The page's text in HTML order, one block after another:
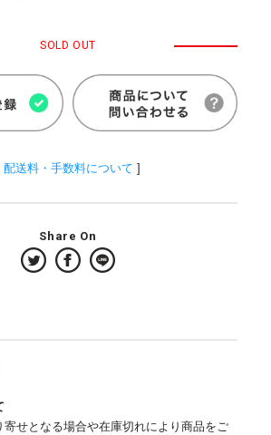
SOLD OUT
配送料・手数料について ]
Share On
寄せとなる場合や在庫切れにより商品をご